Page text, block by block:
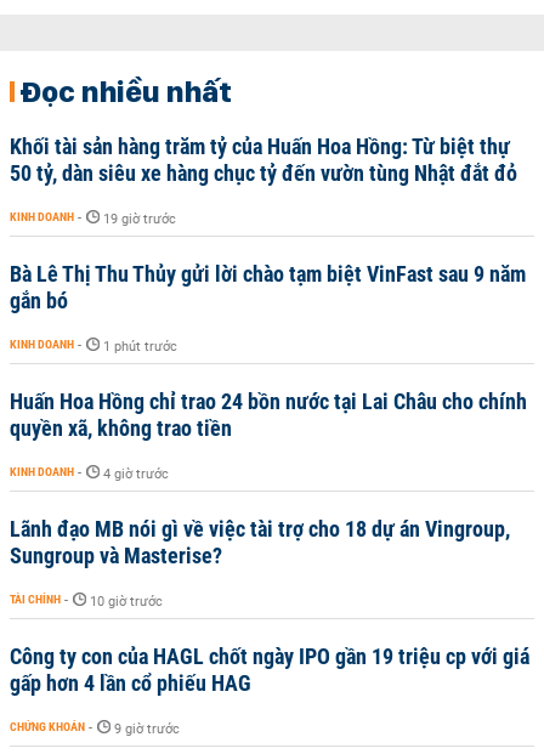
Đọc nhiều nhất
Khối tài sản hàng trăm tỷ của Huấn Hoa Hồng: Từ biệt thự
50 tỷ, dàn siêu xe hàng chục tỷ đến vườn tùng Nhật đắt đỏ
KINH DOANH - 19 giờ trước
Bà Lê Thị Thu Thủy gửi lời chào tạm biệt VinFast sau 9 năm
gắn bó
KINH DOANH - 1 phút trước
Huấn Hoa Hồng chỉ trao 24 bồn nước tại Lai Châu cho chính
quyền xã, không trao tiền
KINH DOANH - 4 giờ trước
Lãnh đạo MB nói gì về việc tài trợ cho 18 dự án Vingroup,
Sungroup và Masterise?
TÀI CHÍNH - 10 giờ trước
Công ty con của HAGL chốt ngày IPO gần 19 triệu cp với giá
gấp hơn 4 lần cổ phiếu HAG
CHỨNG KHOÁN - 9 giờ trước